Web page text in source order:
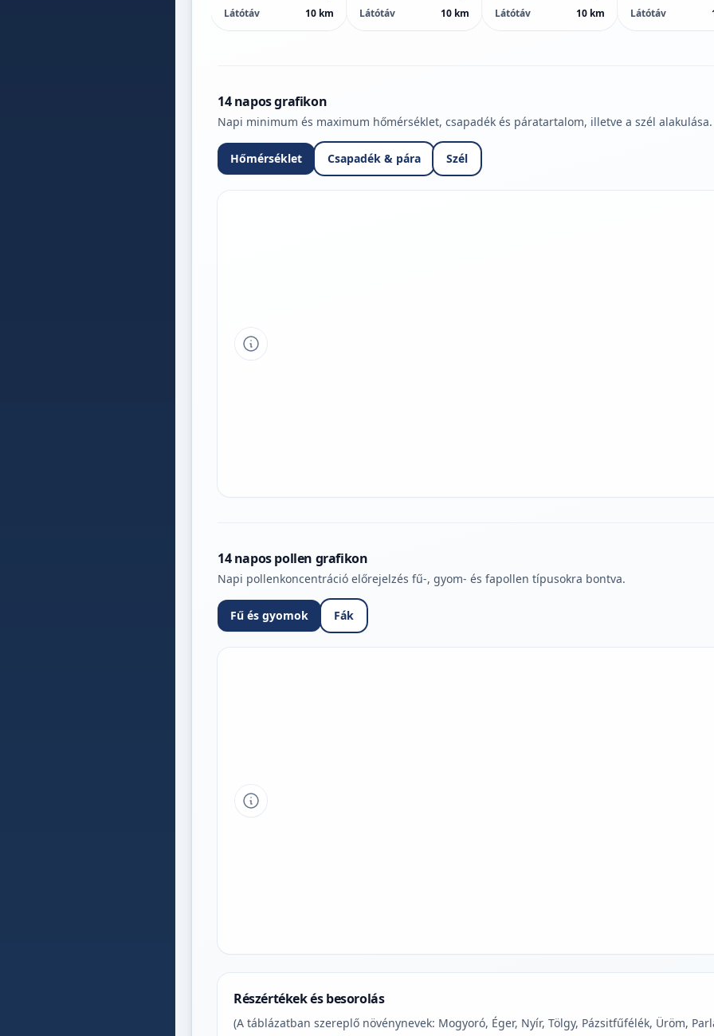
Látótáv
10 km
Látótáv
10 km
Látótáv
10 km
Látótáv
14 napos grafikon
Napi minimum és maximum hőmérséklet, csapadék és páratartalom, illetve a szél alakulása.
Hőmérséklet Csapadék & pára Szél
Tipp a grafikon jelmagyarázatához
14 napos pollen grafikon
Napi pollenkoncentráció előrejelzés fű-, gyom- és fapollen típusokra bontva.
Fű és gyomok Fák
Tipp a grafikon jelmagyarázatához
Részértékek és besorolás
(A táblázatban szereplő növénynevek: Mogyoró, Éger, Nyír, Tölgy, Pázsitfűfélék, Üröm,